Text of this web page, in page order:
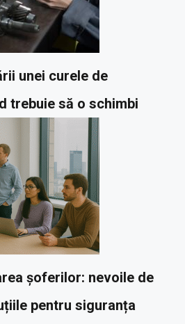
unei curele de
trebuie să o schimbi
șoferilor: nevoile de
pentru siguranța